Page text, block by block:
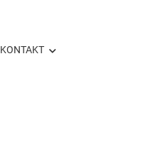
KONTAKT